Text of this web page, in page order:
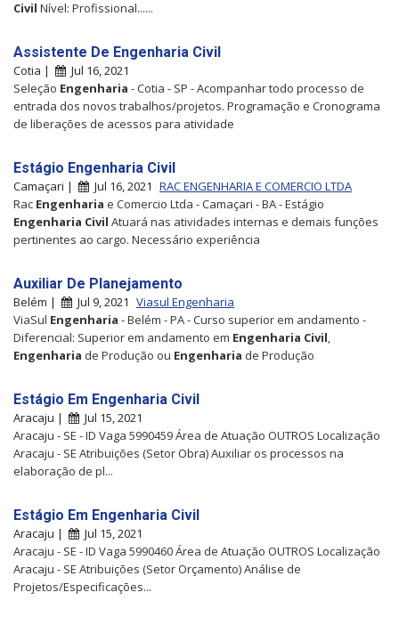
Civil Nível: Profissional......
Assistente De Engenharia Civil
Cotia |
Jul 16, 2021
Seleção Engenharia - Cotia - SP - Acompanhar todo processo de
entrada dos novos trabalhos/projetos. Programação e Cronograma
de liberações de acessos para atividade
Estágio Engenharia Civil
Camaçari | Jul 16, 2021 RAC ENGENHARIA E COMERCIO LTDA
Rac Engenharia e Comercio Ltda - Camaçari - BA - Estágio
Engenharia Civil Atuará nas atividades internas e demais funções
pertinentes ao cargo. Necessário experiência
Auxiliar De Planejamento
Belém | Jul 9, 2021 Viasul Engenharia
ViaSul Engenharia - Belém - PA - Curso superior em andamento -
Diferencial: Superior em andamento em Engenharia Civil
Engenharia de Produção ou Engenharia de Produção
Estágio Em Engenharia Civil
Aracaju |
Jul 15, 2021
Aracaju - SE - ID Vaga 5990459 Área de Atuação OUTROS Localização
Aracaju - SE Atribuições (Setor Obra) Auxiliar os processos na
elaboração de pl...
Estágio Em Engenharia Civil
Aracaju |
Jul 15, 2021
Aracaju - SE - ID Vaga 5990460 Área de Atuação OUTROS Localização
Aracaju - SE Atribuições (Setor Orçamento) Análise de
Projetos/Especificações...